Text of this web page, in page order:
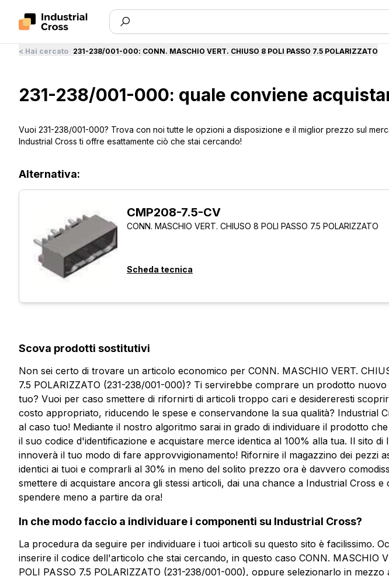
Vuoi ricevere
più informazioni?
< Hai cercato 231-238/001-000: CONN. MASCHIO VERT. CHIUSO 8 POLI PASSO 7.5 POLARIZZATO
231-238/001-000: quale conviene
Vuoi 231-238/001-000? Trova con noi tutte le opzioni a disposizione e il miglior prezzo sul
Industrial Cross ti offre esattamente ciò che stai cercando!
Alternativa:
Vuoi ricevere maggiori informazioni?
CMP208-7.5-CV
CONN. MASCHIO VERT. CHIUSO 8 POLI PASSO 7.5 POLARIZZATO
Scheda tecnica
Scova prodotti sostitutivi
Non sei certo di trovare un articolo economico per CONN. MASCHIO VERT.
7.5 POLARIZZATO (231-238/001-000)? Ti servirebbe comprare un prodotto
tuo? Vuoi per caso smettere di rifornirti di articoli troppo cari e desidereresti
costo appropriato, riducendo le spese e conservandone la sua qualità? Industrial
al caso tuo! Mediante il nostro algoritmo sarai in grado di individuare il prodotto
il suo codice d'identificazione e acquistare merce identica al 100% alla tua. Il sito di
innoverà il tuo modo di fare approvvigionamento! Rifornire il magazzino dei pezzi
identici ai tuoi e comprarli al 30% in meno del solito prezzo ora è davvero
smettere di acquistare ancora gli stessi articoli, dai una chance a Industrial Cross e
spendere meno a partire da ora!
In che modo faccio a individuare i componenti su Industrial Cross?
La procedura da seguire per individuare i tuoi articoli su questo sito è facilissimo.
inserire il codice dell'articolo che stai cercando, in questo caso CONN. MASCHIO
POLI PASSO 7.5 POLARIZZATO (231-238/001-000), oppure selezionarlo in mezzo